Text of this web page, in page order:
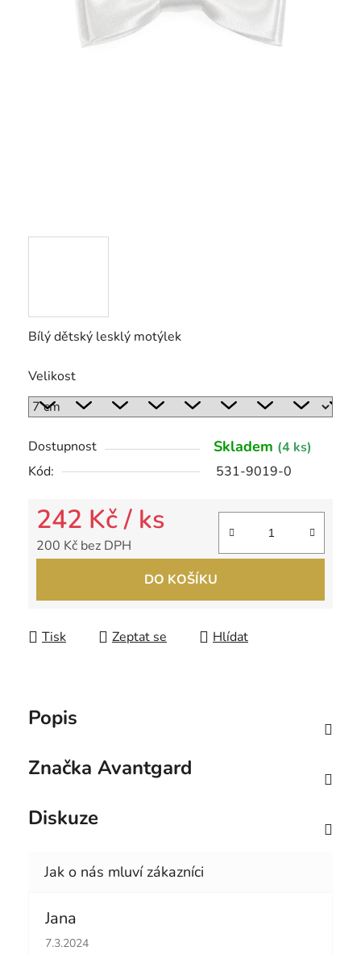
Bílý dětský lesklý motýlek
Velikost
Dostupnost Skladem (4 ks)
Kód:
531-9019-0
242 Kč/ ks
200 Kč bez DPH
DO KOŠÍKU
Tisk Zeptat se Hlídat
Popis
Značka Avantgard
Diskuze
Jana
Hodnocení obchodu je 5 z 5 hvězdiček.
7.3.2024